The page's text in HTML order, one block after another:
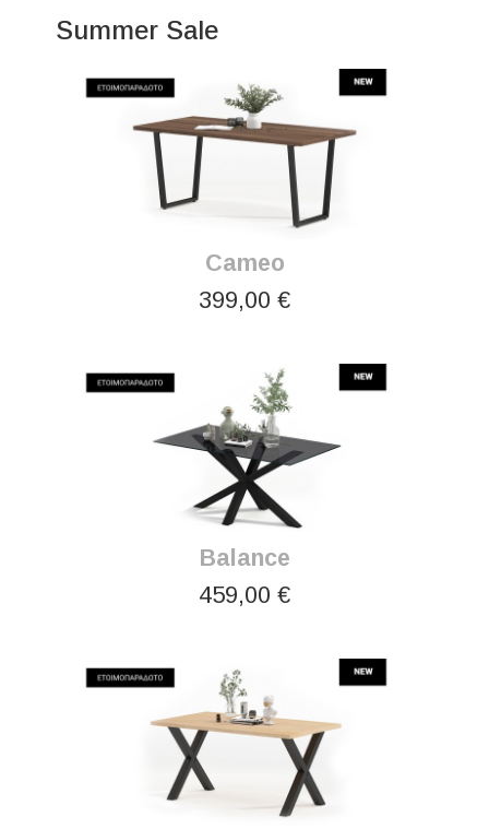
Summer Sale
Cameo
399,00 €
Balance
459,00 €